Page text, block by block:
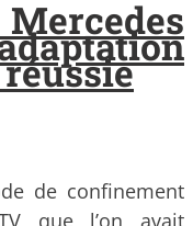
de confinement
que l’on avait